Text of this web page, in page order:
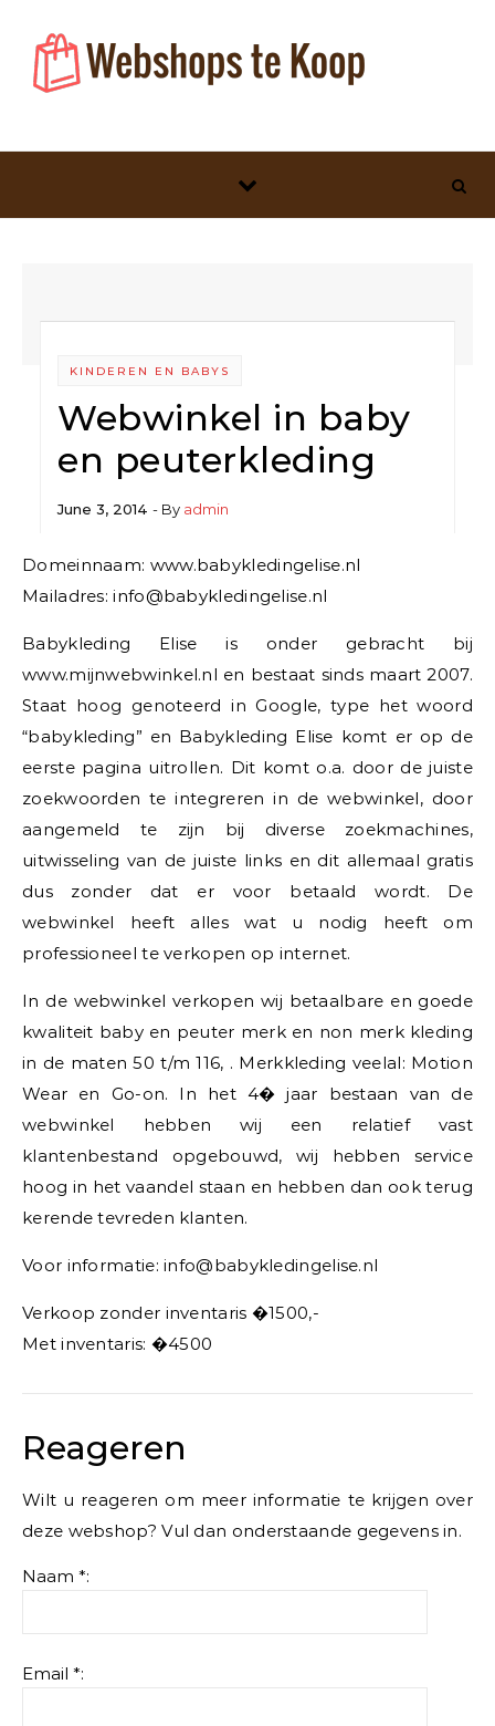
KINDEREN EN BABYS
Webwinkel in baby
en peuterkleding
June 3, 2014 - By admin
Domeinnaam: www.babykledingelise.nl
Mailadres: info@babykledingelise.nl
Babykleding Elise is onder gebracht bij
www.mijnwebwinkel.nl en bestaat sinds maart 2007.
Staat hoog genoteerd in Google, type het woord
“babykleding” en Babykleding Elise komt er op de
eerste pagina uitrollen. Dit komt o.a. door de juiste
zoekwoorden te integreren in de webwinkel, door
aangemeld te zijn bij diverse zoekmachines,
uitwisseling van de juiste links en dit allemaal gratis
dus zonder dat er voor betaald wordt. De
webwinkel heeft alles wat u nodig heeft om
professioneel te verkopen op internet.
In de webwinkel verkopen wij betaalbare en goede
kwaliteit baby en peuter merk en non merk kleding
in de maten 50 t/m 116, . Merkkleding veelal: Motion
Wear en Go-on. In het 4� jaar bestaan van de
webwinkel hebben wij een relatief vast
klantenbestand opgebouwd, wij hebben service
hoog in het vaandel staan en hebben dan ook terug
kerende tevreden klanten.
Voor informatie: info@babykledingelise.nl
Verkoop zonder inventaris �1500,-
Met inventaris: �4500
Reageren
Wilt u reageren om meer informatie te krijgen over
deze webshop? Vul dan onderstaande gegevens in.
Naam *:
Email *: